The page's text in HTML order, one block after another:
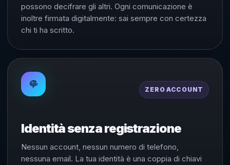
possono decifrare gli altri. Ogni comunicazione è
inoltre firmata digitalmente: sai sempre con certezza
chi ti ha scritto.
ZERO ACCOUNT
Identità senza registrazione
Nessun account, nessun numero di telefono,
nessuna email. La tua identità è una coppia di chiavi